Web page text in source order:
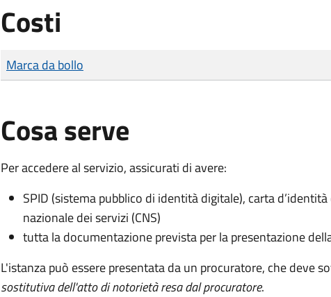
Costi
Tipo di pagamento
Importo
Marca da bollo
Cosa serve
Per accedere al servizio, assicurati di avere:
SPID (sistema pubblico di identità digitale), carta
nazionale dei servizi (CNS)
tutta la documentazione prevista per la presentazione
L'istanza può essere presentata da un procuratore, che deve
sostitutiva dell'atto di notorietà resa dal procuratore.